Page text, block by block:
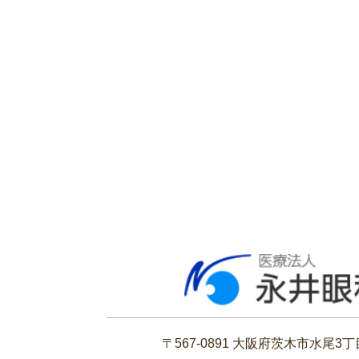
〒567-0891 大阪府茨木市水尾3丁